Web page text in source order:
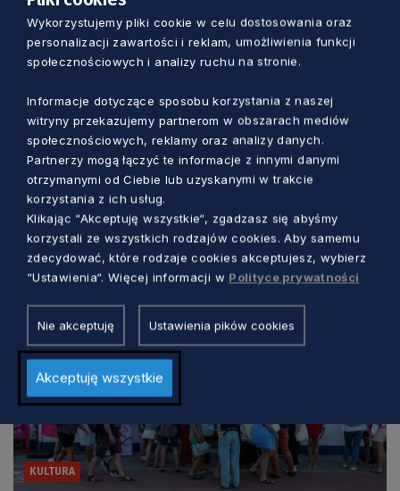
Zobacz również
KULTURA
Wykorzystujemy pliki cookie w celu dostosowania oraz
personalizacji zawartości i reklam, umożliwienia funkcji
społecznościowych i analizy ruchu na stronie.
Informacje dotyczące sposobu korzystania z naszej
witryny przekazujemy partnerom w obszarach mediów
społecznościowych, reklamy oraz analizy danych.
Partnerzy mogą łączyć te informacje z innymi danymi
otrzymanymi od Ciebie lub uzyskanymi w trakcie
korzystania z ich usług.
Klikając “Akceptuję wszystkie“, zgadzasz się abyśmy
korzystali ze wszystkich rodzajów cookies. Aby samemu
zdecydować, które rodzaje cookies akceptujesz, wybierz
“Ustawienia“. Więcej informacji w Polityce prywatności
Nie akceptuję Ustawienia pików cookies
Akceptuję wszystkie